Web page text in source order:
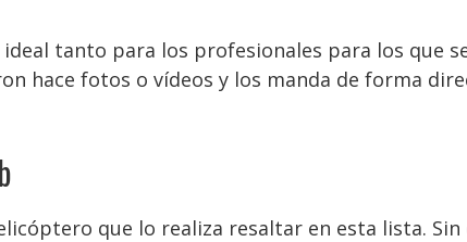
tanto para los profesionales para los que
hace fotos o vídeos y los manda de forma
que lo realiza resaltar en esta lista.